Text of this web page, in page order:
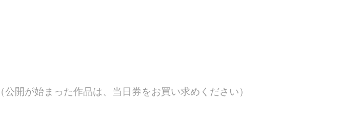
（公開が始まった作品は、当日券をお買い求めください）